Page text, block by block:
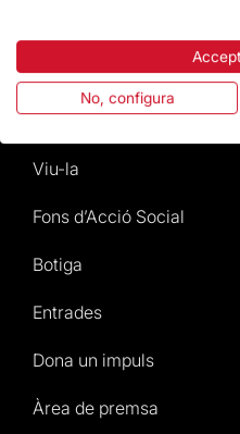
Gaudí
La Basílica
Viu-la
Fons d’Acció Social
Botiga
Entrades
Dona un impuls
Àrea de premsa
No, configura